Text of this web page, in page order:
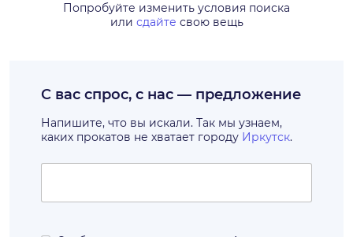
Попробуйте изменить условия поиска
или сдайте свою вещь
С вас спрос, с нас — предложение
Напишите, что вы искали. Так мы узнаем,
каких прокатов не хватает городу Иркутск.